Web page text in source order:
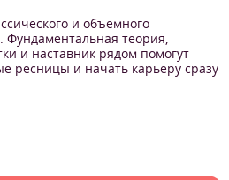
и объемного
теория,
и наставник рядом помогут
ресницы и начать карьеру сразу